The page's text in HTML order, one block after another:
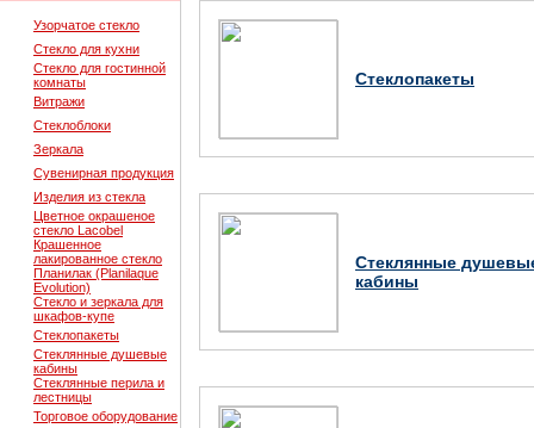
Узорчатое стекло
Стекло для кухни
Стекло для гостинной
комнаты
Витражи
Стеклоблоки
Зеркала
Сувенирная продукция
Изделия из стекла
Цветное окрашеное
стекло Lacobel
Крашенное
лакированное стекло
Планилак (Planilaque
Evolution)
Стекло и зеркала для
шкафов-купе
Стеклопакеты
Стеклянные душевые
кабины
Стеклянные перила и
лестницы
Торговое оборудование
Стеклопакеты
Стеклянные
кабины